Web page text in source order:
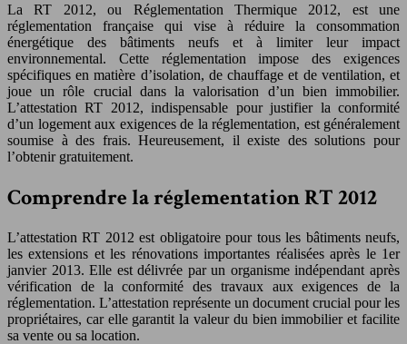
La RT 2012, ou Réglementation Thermique 2012, est une
réglementation française qui vise à réduire la consommation
énergétique des bâtiments neufs et à limiter leur impact
environnemental. Cette réglementation impose des exigences
spécifiques en matière d’isolation, de chauffage et de ventilation, et
joue un rôle crucial dans la valorisation d’un bien immobilier.
L’attestation RT 2012, indispensable pour justifier la conformité
d’un logement aux exigences de la réglementation, est généralement
soumise à des frais. Heureusement, il existe des solutions pour
l’obtenir gratuitement.
Comprendre la réglementation RT 2012
L’attestation RT 2012 est obligatoire pour tous les bâtiments neufs,
les extensions et les rénovations importantes réalisées après le 1er
janvier 2013. Elle est délivrée par un organisme indépendant après
vérification de la conformité des travaux aux exigences de la
réglementation. L’attestation représente un document crucial pour les
propriétaires, car elle garantit la valeur du bien immobilier et facilite
sa vente ou sa location.